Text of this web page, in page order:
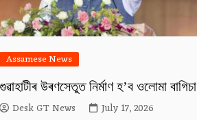
Assamese News
উৰণসেতুত নিৰ্মাণ হ’ব ওলোমা বাগিচা
Desk GT News July 17, 2026